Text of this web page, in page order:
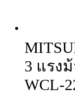
3 แรง
WCL-